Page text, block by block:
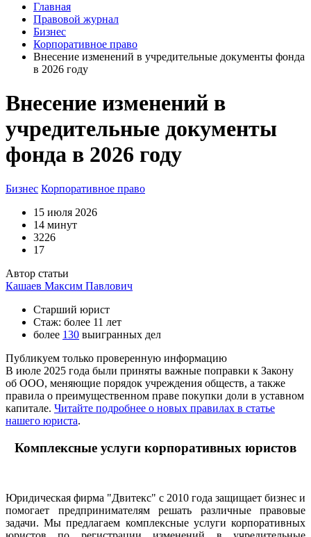
Главная
Правовой журнал
Бизнес
Корпоративное право
Внесение изменений в учредительные документы фонда
в 2026 году
Внесение изменений в
учредительные документы
фонда в 2026 году
Бизнес Корпоративное право
15 июля 2026
14 минут
3226
17
Автор статьи
Кашаев Максим Павлович
Старший юрист
Стаж: более 11 лет
более 130 выигранных дел
Публикуем только проверенную информацию
В июле 2025 года были приняты важные поправки к Закону
об ООО, меняющие порядок учреждения обществ, а также
правила о преимущественном праве покупки доли в уставном
капитале. Читайте подробнее о новых правилах в статье
нашего юриста.
Комплексные услуги корпоративных юристов
Юридическая фирма "Двитекс" с 2010 года защищает бизнес и
помогает предпринимателям решать различные правовые
задачи. Мы предлагаем комплексные услуги корпоративных